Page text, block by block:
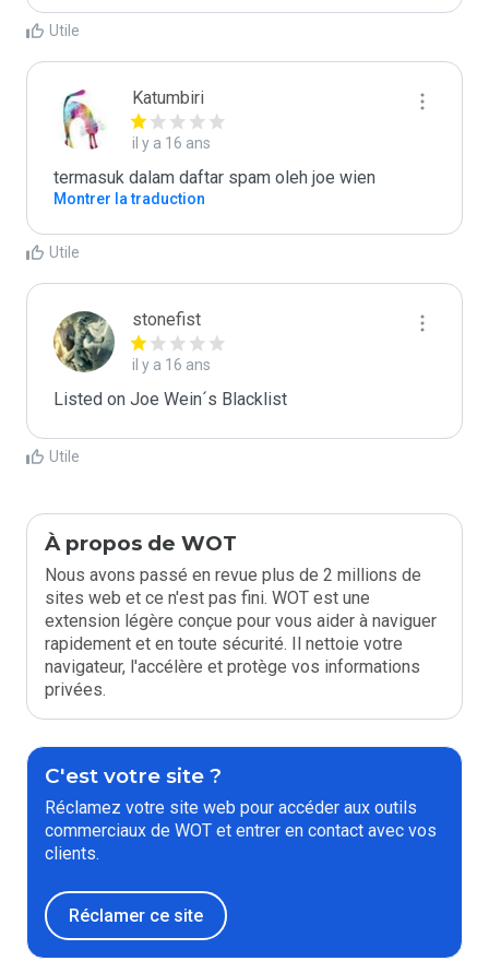
Utile
Katumbiri
il y a 16 ans
termasuk dalam daftar spam oleh joe wien
Montrer la traduction
Utile
stonefist
il y a 16 ans
Listed on Joe Wein´s Blacklist
Utile
À propos de WOT
Nous avons passé en revue plus de 2 millions de
sites web et ce n'est pas fini. WOT est une
extension légère conçue pour vous aider à naviguer
rapidement et en toute sécurité. Il nettoie votre
navigateur, l'accélère et protège vos informations
privées.
C'est votre site ?
Réclamez votre site web pour accéder aux outils
commerciaux de WOT et entrer en contact avec vos
clients.
Réclamer ce site